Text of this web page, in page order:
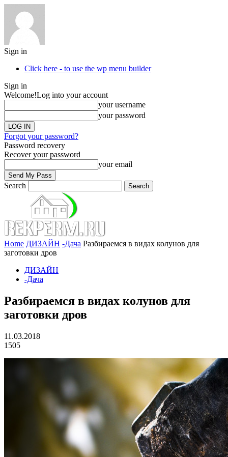
Sign in
Click here - to use the wp menu builder
Sign in
Welcome!Log into your account
your username
your password
Forgot your password?
Password recovery
Recover your password
your email
Search
Home ДИЗАЙН -Дача Разбираемся в видах колунов для
заготовки дров
ДИЗАЙН
-Дача
Разбираемся в видах колунов для
заготовки дров
11.03.2018
1505